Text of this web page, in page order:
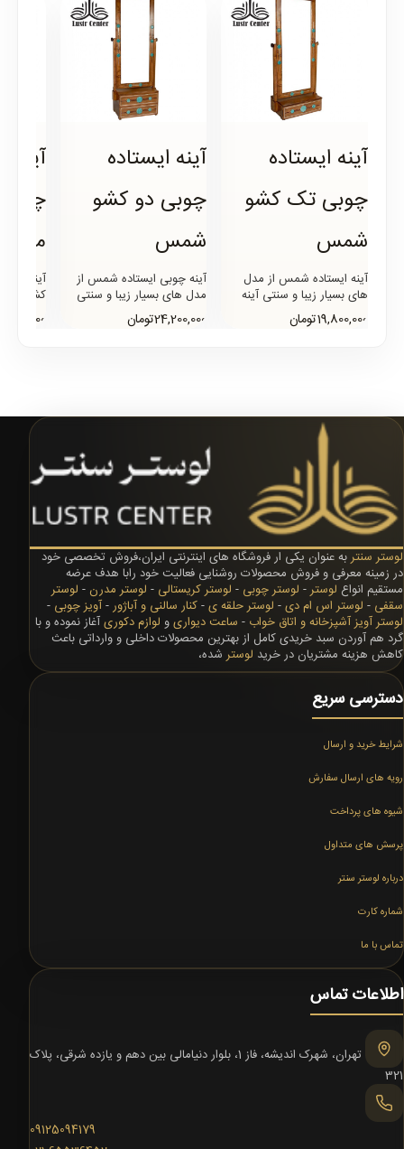
آینه ایستاده
چوبی تک کشو
شمس
آینه ایستاده شمس از مدل
های بسیار زیبا و سنتی آینه
های چوبی ایستاده است که
علاوه بر تک کشو بصورت دو ..
19,800,000تومان
آینه ایستاده
چوبی دو کشو
شمس
آینه چوبی ایستاده شمس از
مدل های بسیار زیبا و سنتی
آینه های چوبی ایستاده است
که علاوه بر دو کشو بصور..
24,200,000تومان
آینه
معرق
آینه
لوستر سنتربه عنوان یکی ار فروشگاه های اینترنتی ایران،فروش تخصصی خود
در زمینه معرفی و فروش محصولات روشنایی فعالیت خود رابا هدف عرضه
مستقیم انواع لوستر- لوستر چوبی - لوستر کریستالی - لوستر مدرن - لوستر
سقفی - لوستر اس ام دی- لوستر حلقه ی-کنار سالنی و آباژور-آویز چوبی -
لوستر آویز آشپزخانه و اتاق خواب - ساعت دیواریو لوازم دکوریآغاز نموده و با
گرد هم آوردن سبد خریدی کامل از بهترین محصولات داخلی و وارداتی باعث
کاهش هزینه مشتریان در خرید لوستر شده،
دسترسی سریع
شرایط خرید و ارسال
رویه های ارسال سفارش
شیوه های پرداخت
پرسش های متداول
درباره لوستر سنتر
شماره کارت
تماس با ما
اطلاعات تماس
تهران، شهرک اندیشه، فاز 1، بلوار دنیامالی بین دهم و یازده شرقی، پلاک
321
09125094179